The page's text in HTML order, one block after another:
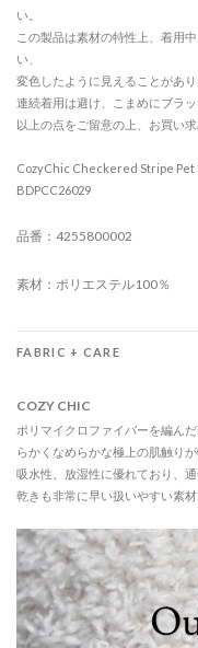
い。
この製品は素材の特性上、着用
い、
変色したように見えることがあ
連続着用は避け、こまめにブラ
以上の点をご留意の上、お買い求
CozyChic Checkered Stripe Pet
BDPCC26029
品番：4255800002
素材：ポリエステル100％
FABRIC + CARE
COZY CHIC
ポリマイクロファイバーを編ん
らかくなめらかな極上の肌触りが
吸水性、放湿性に優れており、
乾きも非常に早い扱いやすい素材